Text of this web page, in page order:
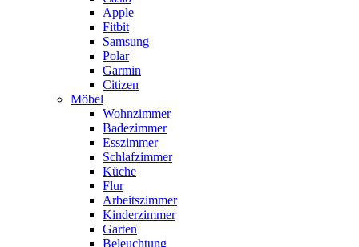
Apple
Fitbit
Samsung
Polar
Garmin
Citizen
Möbel
Wohnzimmer
Badezimmer
Esszimmer
Schlafzimmer
Küche
Flur
Arbeitszimmer
Kinderzimmer
Garten
Beleuchtung